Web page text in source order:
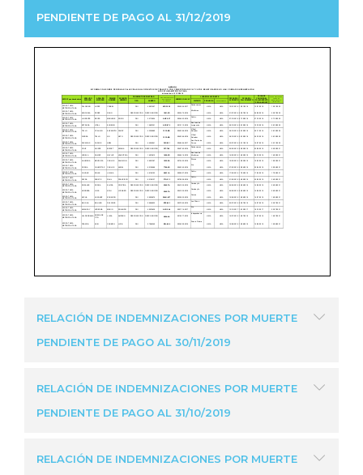
PENDIENTE DE PAGO AL 31/12/2019
RELACIÓN DE INDEMNIZACIONES POR MUERTE
PENDIENTE DE PAGO AL 30/11/2019
RELACIÓN DE INDEMNIZACIONES POR MUERTE
PENDIENTE DE PAGO AL 31/10/2019
RELACIÓN DE INDEMNIZACIONES POR MUERTE